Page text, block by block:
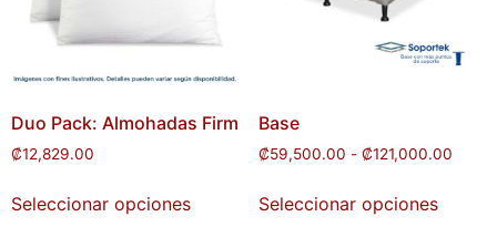
Duo Pack: Almohadas Firm
₡12,829.00
Seleccionar opciones
Base
₡59,500.00 - ₡121,000.00
Seleccionar opciones